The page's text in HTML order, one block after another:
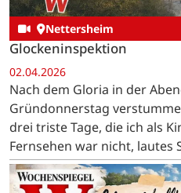
Nettersheim
Glockeninspektion
02.04.2026
Nach dem Gloria in der
Gründonnerstag
drei triste Tage, die ich als
Fernsehen war nicht, lautes
Essen war eintönig,
Kartoffeln, Karsamstag…